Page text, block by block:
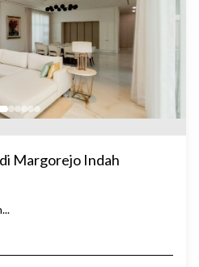
Margorejo Indah